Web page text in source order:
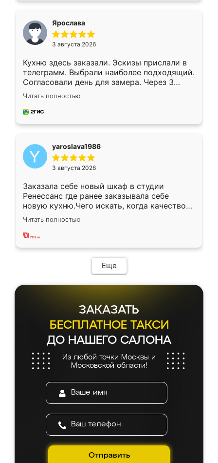
Ярослава
3 августа 2026
Кухню здесь заказали. Эскизы прислали в
телеграмм. Выбрали наиболее подходящий.
Согласовали день для замера. Через 3
недели кухня была уже готова. Остались
довольны работой. Спасибо Ренессанс
мебель за качественную работу!
Читать полностью
yaroslava1986
3 августа 2026
Заказала себе новый шкаф в студии
Ренессанс где ранее заказывала себе
новую кухню.Чего искать, когда качеством
вполне довольна. Служит кухня уже почти
два года, нареканий нет.
Читать полностью
Еще
ЗАКАЗАТЬ
БЕСПЛАТНОЕ ТАКСИ
ДО НАШЕГО САЛОНА
Из любой точки Москвы и
Московской области!
Отправить